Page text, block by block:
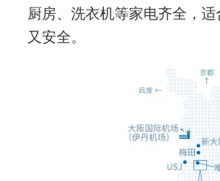
厨房、洗衣机等家电齐全，
又安全。